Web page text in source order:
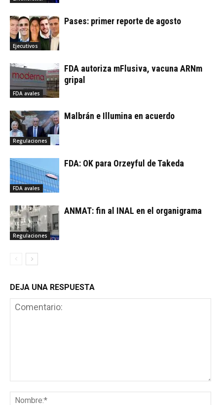
Ejecutivos
Pases: primer reporte de agosto
FDA avales
FDA autoriza mFlusiva, vacuna ARNm
gripal
Regulaciones
Malbrán e Illumina en acuerdo
FDA avales
FDA: OK para Orzeyful de Takeda
Regulaciones
ANMAT: fin al INAL en el organigrama
DEJA UNA RESPUESTA